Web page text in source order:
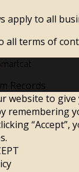
apply to all
all terms of
Records
website to
remembering
“Accept”,